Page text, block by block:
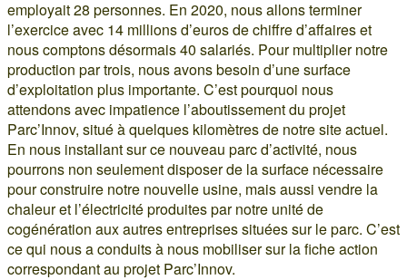
employait 28 personnes. En 2020, nous allons terminer
l’exercice avec 14 millions d’euros de chiffre d’affaires et
nous comptons désormais 40 salariés. Pour multiplier notre
production par trois, nous avons besoin d’une surface
d’exploitation plus importante. C’est pourquoi nous
attendons avec impatience l’aboutissement du projet
Parc’Innov, situé à quelques kilomètres de notre site actuel.
En nous installant sur ce nouveau parc d’activité, nous
pourrons non seulement disposer de la surface nécessaire
pour construire notre nouvelle usine, mais aussi vendre la
chaleur et l’électricité produites par notre unité de
cogénération aux autres entreprises situées sur le parc. C’est
ce qui nous a conduits à nous mobiliser sur la fiche action
correspondant au projet Parc’Innov.